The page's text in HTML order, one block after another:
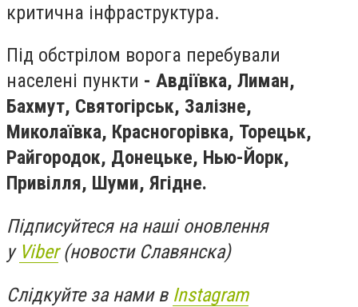
критична інфраструктура.
Під обстрілом ворога перебували
населені пункти - Авдіївка, Лиман,
Бахмут, Святогірськ, Залізне,
Миколаївка, Красногорівка, Торецьк,
Райгородок, Донецьке, Нью-Йорк,
Привілля, Шуми, Ягідне.
Підписуйтеся на наші оновлення
у Viber(новости Славянска)
Слідкуйте за нами в Instagram